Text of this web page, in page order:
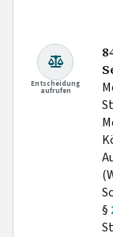
Entscheidung
aufrufen
§